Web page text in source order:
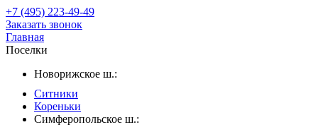
+7 (495) 223-49-49
Заказать звонок
Главная
Поселки
Новорижское ш.:
Ситники
Кореньки
Симферопольское ш.: